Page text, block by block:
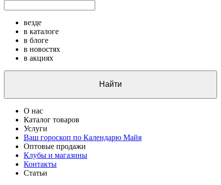
везде
в каталоге
в блоге
в новостях
в акциях
Найти
О нас
Каталог товаров
Услуги
Ваш гороскоп по Календарю Майя
Оптовые продажи
Клубы и магазины
Контакты
Статьи